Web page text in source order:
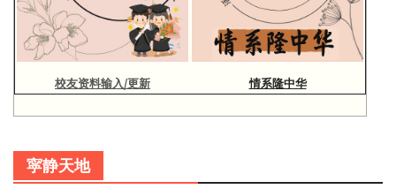
校友资料输入/更新 情系隆中华
寜静天地